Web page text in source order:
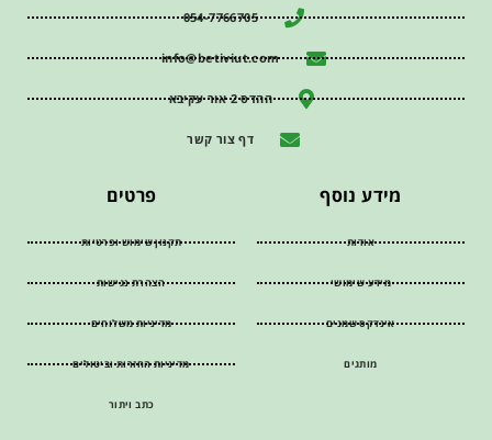
054-7766705
info@betiviut.com
ההדס 2 אור עקיבא
דף צור קשר
מידע נוסף
אודות
מידע שימושי
אינדקס שמנים
מותגים
פרטים
תקנון שימוש ופרטיות
הצהרת נגישות
מדיניות משלוחים
מדיניות החזרות וביטולים
כתב ויתור